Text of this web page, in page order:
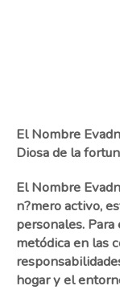
El Nombre
Diosa de la
El Nombre
n?mero activo,
personales.
metódica en las
hogar y el